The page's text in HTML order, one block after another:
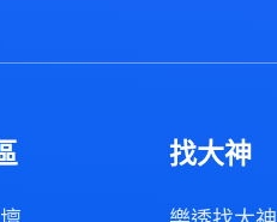
找大神